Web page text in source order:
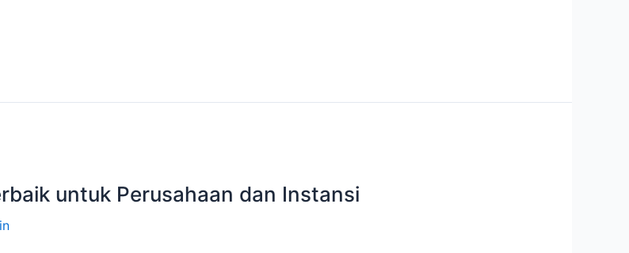
untuk Perusahaan dan Instansi